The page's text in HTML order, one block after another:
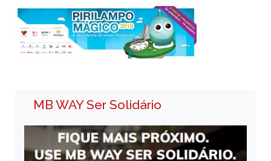
MB WAY Ser Solidário